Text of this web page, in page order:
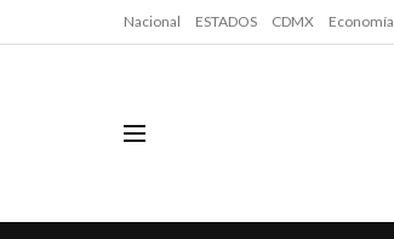
Nacional ESTADOS CDMX Economía